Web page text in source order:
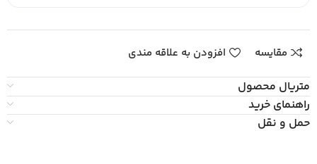
مقایسه افزودن به علاقه مندی
متریال محصول
راهنمای خرید
حمل و نقل